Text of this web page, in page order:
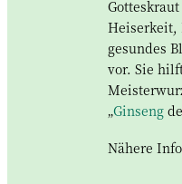
Heiserkeit,
gesundes
vor. Sie
„Ginseng
Nähere